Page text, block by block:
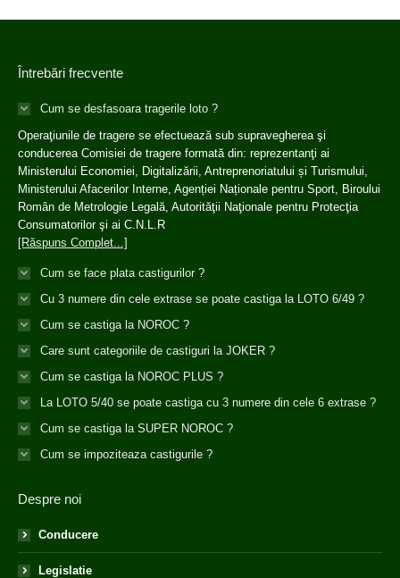
Întrebări frecvente
Cum se desfasoara tragerile loto ?
Operaţiunile de tragere se efectuează sub supravegherea şi
conducerea Comisiei de tragere formată din: reprezentanţi ai
Ministerului Economiei, Digitalizării, Antreprenoriatului și Turismului,
Ministerului Afacerilor Interne, Agenției Naționale pentru Sport, Biroului
Român de Metrologie Legală, Autorităţii Naţionale pentru Protecţia
Consumatorilor şi ai C.N.L.R
[Răspuns Complet...]
Cum se face plata castigurilor ?
Cu 3 numere din cele extrase se poate castiga la LOTO 6/49 ?
Cum se castiga la NOROC ?
Care sunt categoriile de castiguri la JOKER ?
Cum se castiga la NOROC PLUS ?
La LOTO 5/40 se poate castiga cu 3 numere din cele 6 extrase ?
Cum se castiga la SUPER NOROC ?
Cum se impoziteaza castigurile ?
Despre noi
Conducere
Legislatie